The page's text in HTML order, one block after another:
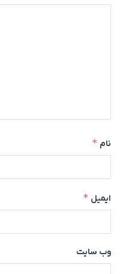
نام *
ایمیل *
وب‌ سایت